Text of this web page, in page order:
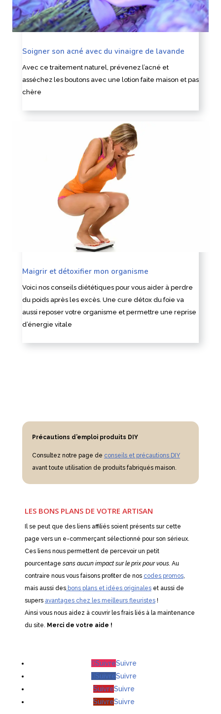
Soigner son acné avec du vinaigre de lavande
Avec ce traitement naturel, prévenez l’acné et
asséchez les boutons avec une lotion faite maison et pas
chère
Maigrir et détoxifier mon organisme
Voici nos conseils diététiques pour vous aider à perdre
du poids après les excès. Une cure détox du foie va
aussi reposer votre organisme et permettre une reprise
d’énergie vitale
Précautions d’emploi produits DIY
Consultez notre page de conseils et précautions DIY
avant toute utilisation de produits fabriqués maison.
LES BONS PLANS DE VOTRE ARTISAN
Il se peut que des liens affiliés soient présents sur cette
page vers un e-commerçant sélectionné pour son sérieux.
Ces liens nous permettent de percevoir un petit
pourcentage sans aucun impact sur le prix pour vous. Au
contraire nous vous faisons profiter de nos codes promos,
mais aussi desbons plans et idées originaleset aussi de
supers avantages chez les meilleurs fleuristes!
Ainsi vous nous aidez à couvrir les frais liés à la maintenance
du site. Merci de votre aide !
SuivreSuivre
SuivreSuivre
SuivreSuivre
SuivreSuivre